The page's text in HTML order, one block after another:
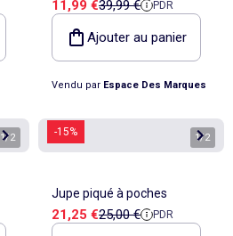
Prix de vente
11,99 €Prix de référence
39,99 € PDR
Ajouter au panier
Vendu par Espace Des Marques
1/2 -15% 1/2
Jupe piqué à poches
Prix de vente
21,25 €Prix de référence
25,00 € PDR